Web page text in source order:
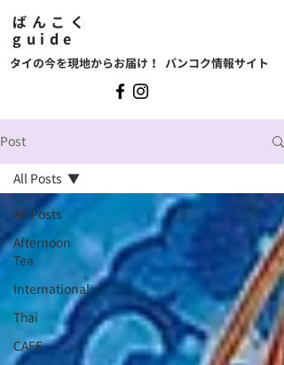
ばんこく
guide
タイの今を現地からお届け！ バンコク情報サイト
Post
All Posts
Afternoon
Tea
International
Thai
CAFE
All Posts